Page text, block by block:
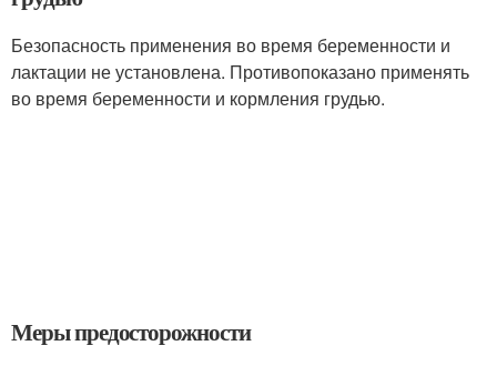
Безопасность применения во время беременности и
лактации не установлена. Противопоказано применять
во время беременности и кормления грудью.
Меры предосторожности